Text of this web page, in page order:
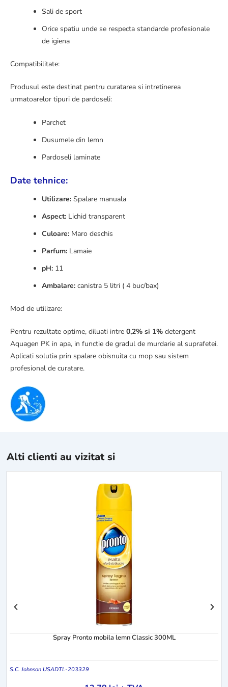
Sali de sport
Orice spatiu unde se respecta standarde profesionale
de igiena
Compatibilitate:
Produsul este destinat pentru curatarea si intretinerea
urmatoarelor tipuri de pardoseli:
Parchet
Dusumele din lemn
Pardoseli laminate
Date tehnice:
Utilizare: Spalare manuala
Aspect: Lichid transparent
Culoare: Maro deschis
Parfum: Lamaie
pH: 11
Ambalare: canistra 5 litri ( 4 buc/bax)
Mod de utilizare:
Pentru rezultate optime, diluati intre 0,2% si 1% detergent
Aquagen PK in apa, in functie de gradul de murdarie al suprafetei.
Aplicati solutia prin spalare obisnuita cu mop sau sistem
profesional de curatare.
Alti clienti au vizitat si
Spray Pronto mobila lemn Classic 300ML
S.C. Johnson USADTL-203329